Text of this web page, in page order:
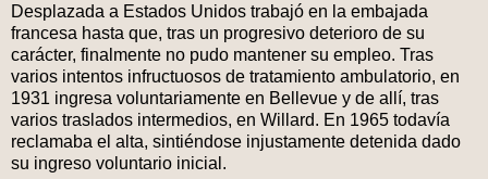
Desplazada a Estados Unidos trabajó en la embajada
francesa hasta que, tras un progresivo deterioro de su
carácter, finalmente no pudo mantener su empleo. Tras
varios intentos infructuosos de tratamiento ambulatorio, en
1931 ingresa voluntariamente en Bellevue y de allí, tras
varios traslados intermedios, en Willard. En 1965 todavía
reclamaba el alta, sintiéndose injustamente detenida dado
su ingreso voluntario inicial.